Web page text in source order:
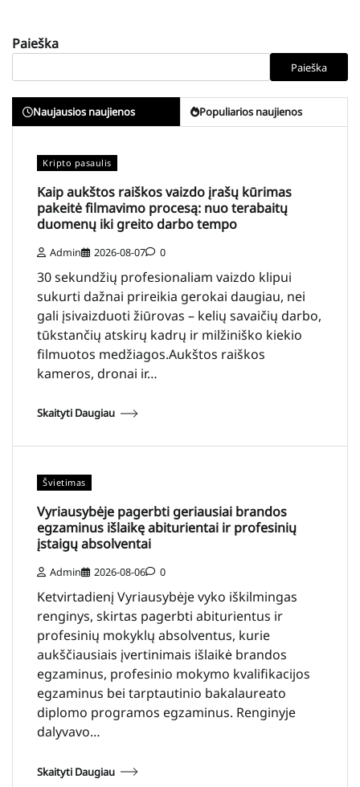
Paieška
Paieška
Naujausios naujienos Populiarios naujienos
Kripto pasaulis
Kaip aukštos raiškos vaizdo įrašų kūrimas
pakeitė filmavimo procesą: nuo terabaitų
duomenų iki greito darbo tempo
Admin 2026-08-07 0
30 sekundžių profesionaliam vaizdo klipui
sukurti dažnai prireikia gerokai daugiau, nei
gali įsivaizduoti žiūrovas – kelių savaičių darbo,
tūkstančių atskirų kadrų ir milžiniško kiekio
filmuotos medžiagos.Aukštos raiškos
kameros, dronai ir…
Skaityti Daugiau
Švietimas
Vyriausybėje pagerbti geriausiai brandos
egzaminus išlaikę abiturientai ir profesinių
įstaigų absolventai
Admin 2026-08-06 0
Ketvirtadienį Vyriausybėje vyko iškilmingas
renginys, skirtas pagerbti abiturientus ir
profesinių mokyklų absolventus, kurie
aukščiausiais įvertinimais išlaikė brandos
egzaminus, profesinio mokymo kvalifikacijos
egzaminus bei tarptautinio bakalaureato
diplomo programos egzaminus. Renginyje
dalyvavo…
Skaityti Daugiau